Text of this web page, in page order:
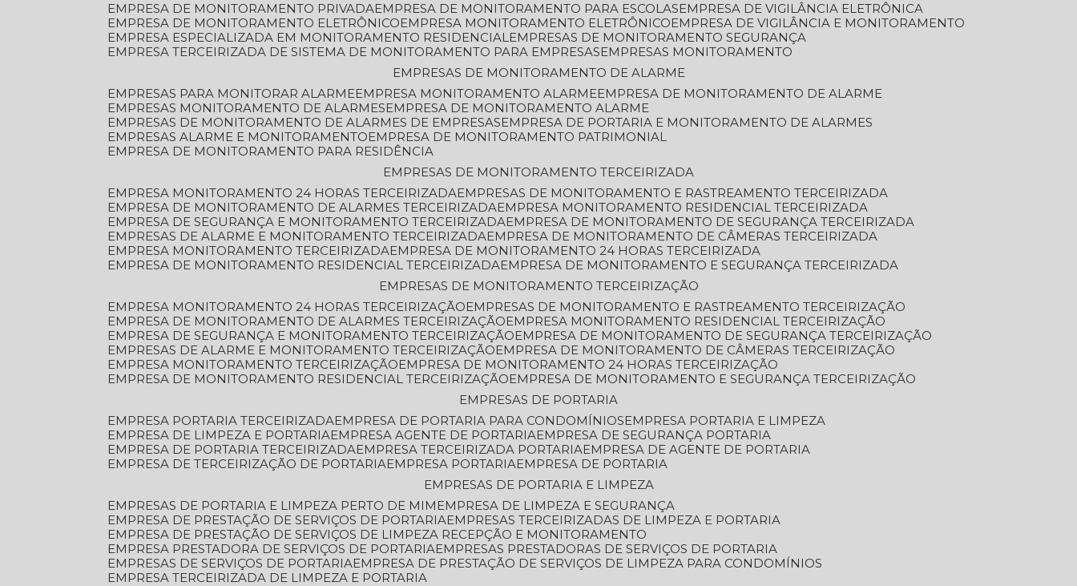
EMPRESA DE MONITORAMENTO PRIVADA
EMPRESA DE MONITORAMENTO PARA ESCOLAS
EMPRESA DE VIGILÂNCIA ELETRÔNICA
EMPRESA DE MONITORAMENTO ELETRÔNICO
EMPRESA MONITORAMENTO ELETRÔNICO
EMPRESA DE VIGILÂNCIA E MONITORAMENTO
EMPRESA ESPECIALIZADA EM MONITORAMENTO RESIDENCIAL
EMPRESAS DE MONITORAMENTO SEGURANÇA
EMPRESA TERCEIRIZADA DE SISTEMA DE MONITORAMENTO PARA EMPRESAS
EMPRESAS MONITORAMENTO
EMPRESAS DE MONITORAMENTO DE ALARME
EMPRESAS PARA MONITORAR ALARME
EMPRESA MONITORAMENTO ALARME
EMPRESA DE MONITORAMENTO DE ALARME
EMPRESAS MONITORAMENTO DE ALARMES
EMPRESA DE MONITORAMENTO ALARME
EMPRESAS DE MONITORAMENTO DE ALARMES DE EMPRESAS
EMPRESA DE PORTARIA E MONITORAMENTO DE ALARMES
EMPRESAS ALARME E MONITORAMENTO
EMPRESA DE MONITORAMENTO PATRIMONIAL
EMPRESA DE MONITORAMENTO PARA RESIDÊNCIA
EMPRESAS DE MONITORAMENTO TERCEIRIZADA
EMPRESA MONITORAMENTO 24 HORAS TERCEIRIZADA
EMPRESAS DE MONITORAMENTO E RASTREAMENTO TERCEIRIZADA
EMPRESA DE MONITORAMENTO DE ALARMES TERCEIRIZADA
EMPRESA MONITORAMENTO RESIDENCIAL TERCEIRIZADA
EMPRESA DE SEGURANÇA E MONITORAMENTO TERCEIRIZADA
EMPRESA DE MONITORAMENTO DE SEGURANÇA TERCEIRIZADA
EMPRESAS DE ALARME E MONITORAMENTO TERCEIRIZADA
EMPRESA DE MONITORAMENTO DE CÂMERAS TERCEIRIZADA
EMPRESA MONITORAMENTO TERCEIRIZADA
EMPRESA DE MONITORAMENTO 24 HORAS TERCEIRIZADA
EMPRESA DE MONITORAMENTO RESIDENCIAL TERCEIRIZADA
EMPRESA DE MONITORAMENTO E SEGURANÇA TERCEIRIZADA
EMPRESAS DE MONITORAMENTO TERCEIRIZAÇÃO
EMPRESA MONITORAMENTO 24 HORAS TERCEIRIZAÇÃO
EMPRESAS DE MONITORAMENTO E RASTREAMENTO TERCEIRIZAÇÃO
EMPRESA DE MONITORAMENTO DE ALARMES TERCEIRIZAÇÃO
EMPRESA MONITORAMENTO RESIDENCIAL TERCEIRIZAÇÃO
EMPRESA DE SEGURANÇA E MONITORAMENTO TERCEIRIZAÇÃO
EMPRESA DE MONITORAMENTO DE SEGURANÇA TERCEIRIZAÇÃO
EMPRESAS DE ALARME E MONITORAMENTO TERCEIRIZAÇÃO
EMPRESA DE MONITORAMENTO DE CÂMERAS TERCEIRIZAÇÃO
EMPRESA MONITORAMENTO TERCEIRIZAÇÃO
EMPRESA DE MONITORAMENTO 24 HORAS TERCEIRIZAÇÃO
EMPRESA DE MONITORAMENTO RESIDENCIAL TERCEIRIZAÇÃO
EMPRESA DE MONITORAMENTO E SEGURANÇA TERCEIRIZAÇÃO
EMPRESAS DE PORTARIA
EMPRESA PORTARIA TERCEIRIZADA
EMPRESA DE PORTARIA PARA CONDOMÍNIOS
EMPRESA PORTARIA E LIMPEZA
EMPRESA DE LIMPEZA E PORTARIA
EMPRESA AGENTE DE PORTARIA
EMPRESA DE SEGURANÇA PORTARIA
EMPRESA DE PORTARIA TERCEIRIZADA
EMPRESA TERCEIRIZADA PORTARIA
EMPRESA DE AGENTE DE PORTARIA
EMPRESA DE TERCEIRIZAÇÃO DE PORTARIA
EMPRESA PORTARIA
EMPRESA DE PORTARIA
EMPRESAS DE PORTARIA E LIMPEZA
EMPRESAS DE PORTARIA E LIMPEZA PERTO DE MIM
EMPRESA DE LIMPEZA E SEGURANÇA
EMPRESA DE PRESTAÇÃO DE SERVIÇOS DE PORTARIA
EMPRESAS TERCEIRIZADAS DE LIMPEZA E PORTARIA
EMPRESA DE PRESTAÇÃO DE SERVIÇOS DE LIMPEZA RECEPÇÃO E MONITORAMENTO
EMPRESA PRESTADORA DE SERVIÇOS DE PORTARIA
EMPRESAS PRESTADORAS DE SERVIÇOS DE PORTARIA
EMPRESAS DE SERVIÇOS DE PORTARIA
EMPRESA DE PRESTAÇÃO DE SERVIÇOS DE LIMPEZA PARA CONDOMÍNIOS
EMPRESA TERCEIRIZADA DE LIMPEZA E PORTARIA